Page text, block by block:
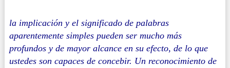
la implicación y el significado de palabras
aparentemente simples pueden ser mucho más
profundos y de mayor alcance en su efecto, de lo que
ustedes son capaces de concebir. Un reconocimiento de